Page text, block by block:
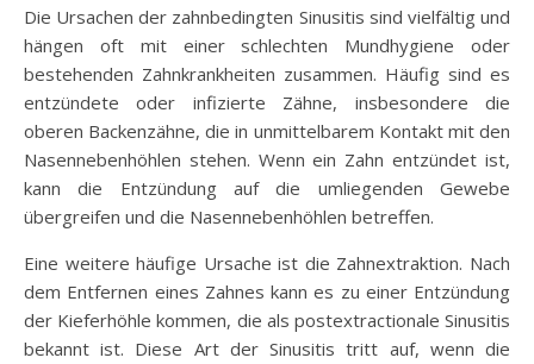
Die Ursachen der zahnbedingten Sinusitis sind vielfältig und
hängen oft mit einer schlechten Mundhygiene oder
bestehenden Zahnkrankheiten zusammen. Häufig sind es
entzündete oder infizierte Zähne, insbesondere die
oberen Backenzähne, die in unmittelbarem Kontakt mit den
Nasennebenhöhlen stehen. Wenn ein Zahn entzündet ist,
kann die Entzündung auf die umliegenden Gewebe
übergreifen und die Nasennebenhöhlen betreffen.
Eine weitere häufige Ursache ist die Zahnextraktion. Nach
dem Entfernen eines Zahnes kann es zu einer Entzündung
der Kieferhöhle kommen, die als postextractionale Sinusitis
bekannt ist. Diese Art der Sinusitis tritt auf, wenn die